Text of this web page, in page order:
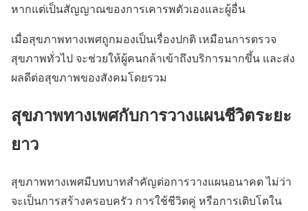
หากแต่เป็นสัญญาณของการเคารพตัวเองและผู้อื่น
เมื่อสุขภาพทางเพศถูกมองเป็นเรื่องปกติ เหมือนการตรวจ
สุขภาพทั่วไป จะช่วยให้ผู้คนกล้าเข้าถึงบริการมากขึ้น และส่ง
ผลดีต่อสุขภาพของสังคมโดยรวม
สุขภาพทางเพศกับการวางแผนชีวิตระยะ
ยาว
สุขภาพทางเพศมีบทบาทสำคัญต่อการวางแผนอนาคต ไม่ว่า
จะเป็นการสร้างครอบครัว การใช้ชีวิตคู่ หรือการเติบโตใน